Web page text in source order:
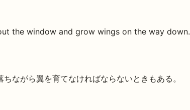
the window and grow wings on the way down.
ながら翼を育てなければならないときもある。